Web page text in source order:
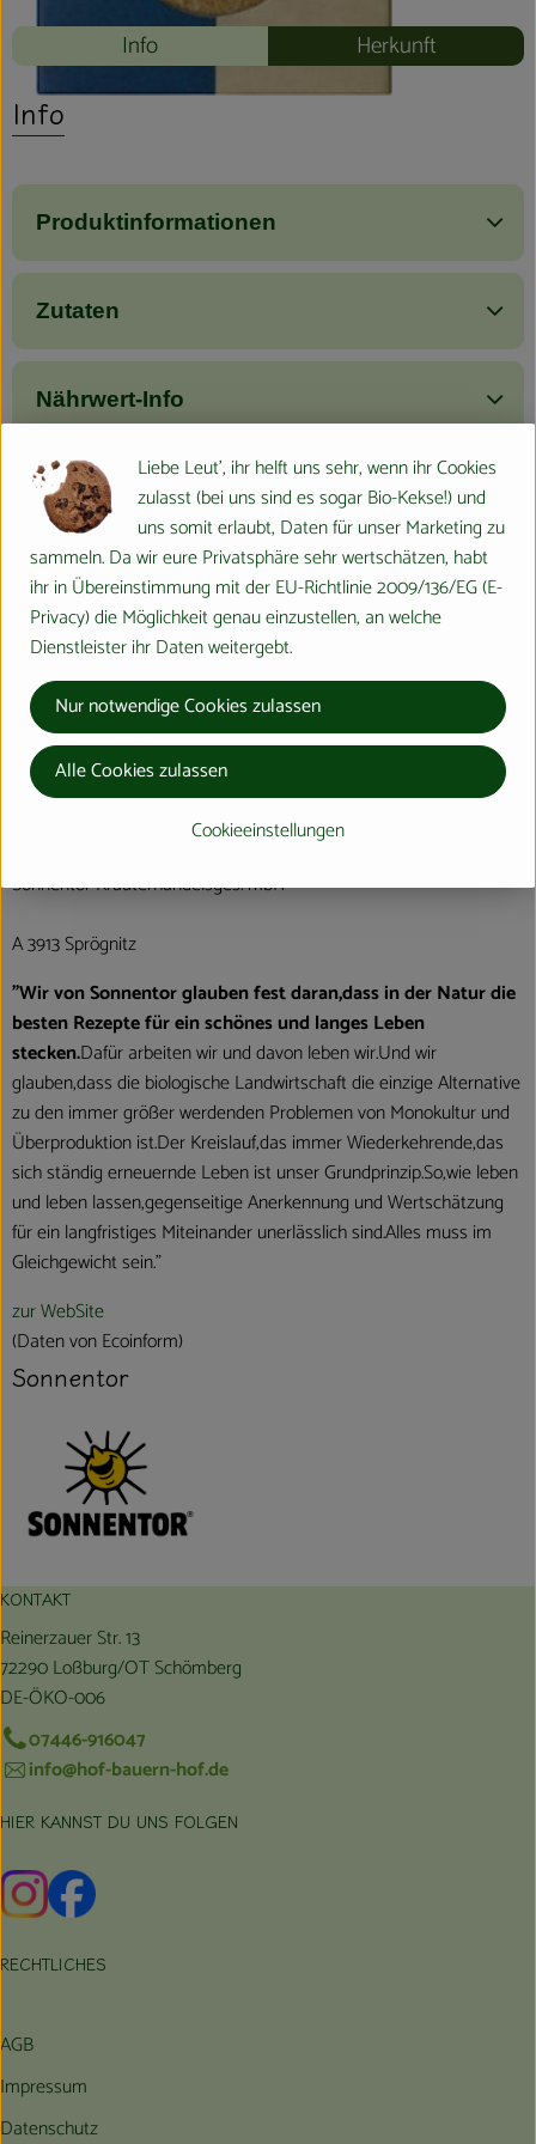
Info Herkunft
Info
Produktinformationen
Zutaten
Nährwert-Info
Produktdatenblatt
Herkunft
Hersteller: Sonnentor
Türkei
Sonnentor Kräuterhandelsges. mbH
A 3913 Sprögnitz
"Wir von Sonnentor glauben fest daran,dass in der Natur die
besten Rezepte für ein schönes und langes Leben
stecken.Dafür arbeiten wir und davon leben wir.Und wir
glauben,dass die biologische Landwirtschaft die einzige Alternative
zu den immer größer werdenden Problemen von Monokultur und
Überproduktion ist.Der Kreislauf,das immer Wiederkehrende,das
sich ständig erneuernde Leben ist unser Grundprinzip.So,wie leben
und leben lassen,gegenseitige Anerkennung und Wertschätzung
für ein langfristiges Miteinander unerlässlich sind.Alles muss im
Gleichgewicht sein."
zur WebSite
(Daten von Ecoinform)
Sonnentor
KONTAKT
Reinerzauer Str. 13
72290 Loßburg/OT Schömberg
DE-ÖKO-006
07446-916047
info@hof-bauern-hof.de
HIER KANNST DU UNS FOLGEN
Externer Link zu https://www.instagram.com/hofbauernhof/
Externer Link zu https://www.facebook.com/
RECHTLICHES
AGB
Impressum
Datenschutz
Liebe Leut', ihr helft uns sehr, wenn ihr Cookies
zulasst (bei uns sind es sogar Bio-Kekse!) und
uns somit erlaubt, Daten für unser Marketing zu
sammeln. Da wir eure Privatsphäre sehr wertschätzen, habt
ihr in Übereinstimmung mit der EU-Richtlinie 2009/136/EG (E-
Privacy) die Möglichkeit genau einzustellen, an welche
Dienstleister ihr Daten weitergebt.
Cookieeinstellungen
Nur notwendige Cookies zulassen
Alle Cookies zulassen